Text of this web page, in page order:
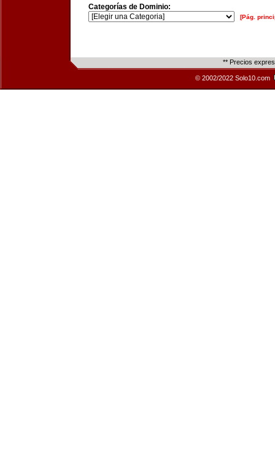
Categorías de Dominio:
[Pág.
** Precios
© 2002/2022 Solo10.com